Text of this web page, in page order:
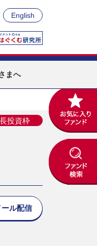
English
まへ
投資枠
ール配信